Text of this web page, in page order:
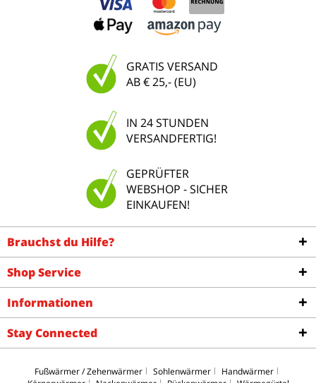
GRATIS VERSAND
AB € 25,- (EU)
IN 24 STUNDEN
VERSANDFERTIG!
GEPRÜFTER
WEBSHOP - SICHER
EINKAUFEN!
Brauchst du Hilfe?
Shop Service
Informationen
Stay Connected
Fußwärmer / Zehenwärmer Sohlenwärmer
Handwärmer